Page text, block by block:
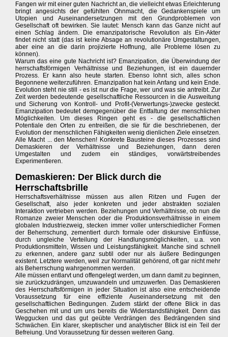
Fangen wir mit einer guten Nachricht an, die vielleicht etwas Erleichterung
bringt angesichts der gefühlten Ohnmacht, die Gedankenspiele um
Utopien und Auseinandersetzungen mit den Grundproblemen von
Gesellschaft oft bewirken. Sie lautet: Mensch kann das Ganze nicht auf
einen Schlag ändern. Die emanzipatorische Revolution als Ein-Akter
findet nicht statt (das ist keine Absage an revolutionäre Umgestaltungen,
aber eine an die darin projizierte Hoffnung, alle Probleme lösen zu
können).
Warum das eine gute Nachricht ist? Emanzipation, die Überwindung der
herrschaftsförmigen Verhältnisse und Beziehungen, ist ein dauernder
Prozess. Er kann also heute starten. Ebenso lohnt sich, alles schon
Begonnene weiterzuführen. Emanzipation hat kein Anfang und kein Ende.
Evolution steht nie still - es ist nur die Frage, wer und was sie antreibt. Zur
Zeit werden bedeutende gesellschaftliche Ressourcen in die Ausweitung
und Sicherung von Kontroll- und Profit-(Verwertungs-)zwecke gesteckt.
Emanzipation bedeutet demgegenüber die Entfaltung der menschlichen
Möglichkeiten. Um dieses Ringen geht es - die gesellschaftlichen
Potentiale den Orten zu entreißen, die sie für die beschriebenen, der
Evolution der menschlichen Fähigkeiten wenig dienlichen Ziele einsetzen.
Alle Macht ... den Menschen! Konkrete Bausteine dieses Prozesses sind
Demaskieren der Verhältnisse und Beziehungen, dann deren
Umgestalten und zudem ein ständiges, vorwärtstreibendes
Experimentieren.
Demaskieren: Der Blick durch die
Herrschaftsbrille
Herrschaftsverhältnisse müssen aus allen Ritzen und Fugen der
Gesellschaft, also jeder konkreten und jeder abstrakten sozialen
Interaktion vertrieben werden. Beziehungen und Verhältnisse, ob nun die
Romanze zweier Menschen oder die Produktionsverhältnisse in einem
globalen Industriezweig, stecken immer voller unterschiedlicher Formen
der Beherrschung, zementiert durch formale oder diskursive Einflüsse,
durch ungleiche Verteilung der Handlungsmöglichkeiten, u.a. von
Produktionsmitteln, Wissen und Leistungsfähigkeit. Manche sind schnell
zu erkennen, andere ganz subtil oder nur als äußere Bedingungen
existent. Letztere werden, weil zur Normalität gehörend, oft gar nicht mehr
als Beherrschung wahrgenommen werden.
Alle müssen entlarvt und offengelegt werden, um dann damit zu beginnen,
sie zurückzudrängen, umzuwandeln und umzuwerfen. Das Demaskieren
des Herrschaftsförmigen in jeder Situation ist also eine entscheidende
Voraussetzung für eine effiziente Auseinandersetzung mit den
gesellschaftlichen Bedingungen. Zudem stärkt der offene Blick in das
Geschehen mit und um uns bereits die Widerstandsfähigkeit. Denn das
Weggucken und das gut geübte Verdrängen des Bedrängenden sind
Schwächen. Ein klarer, skeptischer und analytischer Blick ist ein Teil der
Befreiung. Und Voraussetzung für dessen weiteren Gang.